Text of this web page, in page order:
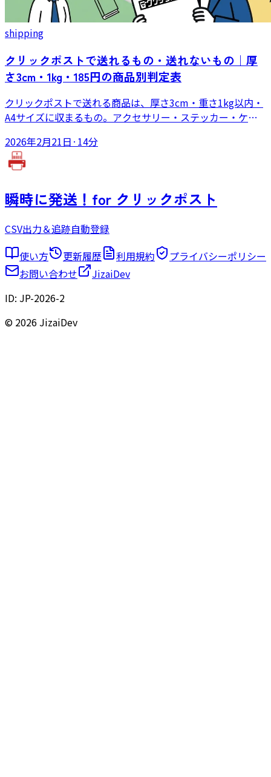
shipping
クリックポストで送れるもの・送れないもの｜厚
さ3cm・1kg・185円の商品別判定表
クリックポストで送れる商品は、厚さ3cm・重さ1kg以内・
A4サイズに収まるもの。アクセサリー・ステッカー・ケー
れ物のように送れないケースの判断、そして送れない場合の
代替サービスを実例つきで解説します。
2026年2月21日 · 14分
瞬時に発送！ for クリックポスト
CSV出力＆追跡自動登録
使い方
更新履歴 利用規約
プライバシーポリシー
お問い合わせ
JizaiDev
ID: JP-2026-2
© 2026 JizaiDev